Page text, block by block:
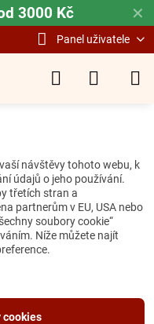
✕
3000 Kč
Panel uživatele
návštěvy tohoto webu, k
údajů o jeho používání.
třetích stran a
partnerům v EU, USA nebo
soubory cookie“
Níže můžete najít
cookies